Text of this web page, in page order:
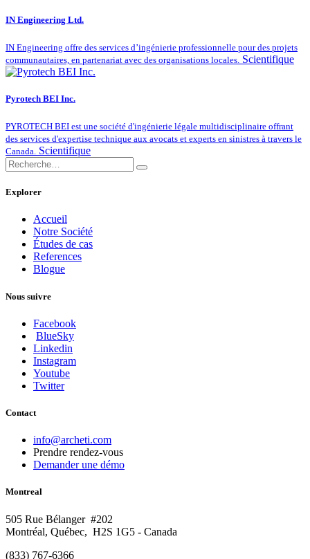
IN Engineering Ltd.
IN Engineering offre des services d’ingénierie professionnelle pour des projets
communautaires, en partenariat avec des organisations locales. Scientifique
Pyrotech BEI Inc.
PYROTECH BEI est une société d'ingénierie légale multidisciplinaire offrant
des services d'expertise technique aux avocats et experts en sinistres à travers le
Canada. Scientifique
Explorer
Accueil
Notre Société
Études de cas
References
Blogue
Nous suivre
Facebook
BlueSky
Linkedin
Instagram
Youtube
Twitter
Contact
info@archeti.com
Prendre rendez-vous
Demander une démo
Montreal
505 Rue Bélanger #202
Montréal, Québec, H2S 1G5 - Canada
(833) 767-6366